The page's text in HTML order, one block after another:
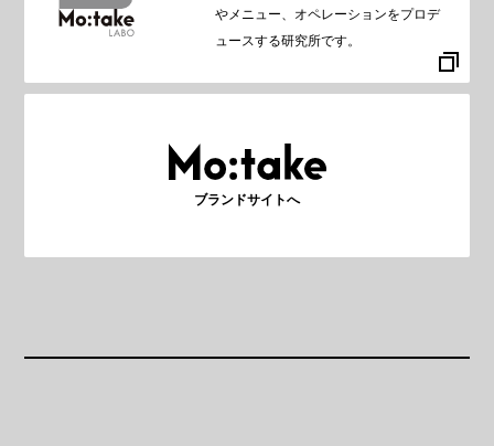
やメニュー、オペレーションをプロデ
ュースする研究所です。
ブランドサイトへ